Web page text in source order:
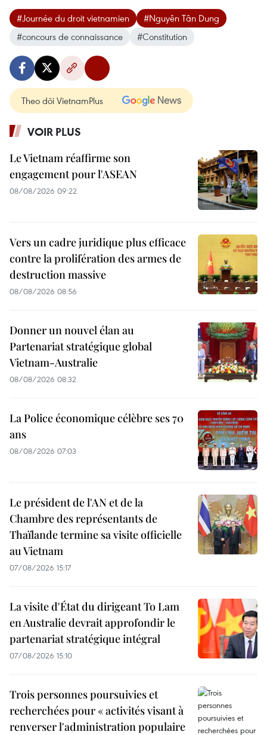
#Journée du droit vietnamien
#Nguyên Tân Dung
#concours de connaissance
#Constitution
Theo dõi VietnamPlus
VOIR PLUS
Le Vietnam réaffirme son
engagement pour l'ASEAN
08/08/2026 09:22
Vers un cadre juridique plus efficace
contre la prolifération des armes de
destruction massive
08/08/2026 08:56
Donner un nouvel élan au
Partenariat stratégique global
Vietnam-Australie
08/08/2026 08:32
La Police économique célèbre ses 70
ans
08/08/2026 07:03
Le président de l'AN et de la
Chambre des représentants de
Thaïlande termine sa visite officielle
au Vietnam
07/08/2026 15:17
La visite d'État du dirigeant To Lam
en Australie devrait approfondir le
partenariat stratégique intégral
07/08/2026 15:10
Trois personnes poursuivies et
recherchées pour « activités visant à
renverser l'administration populaire